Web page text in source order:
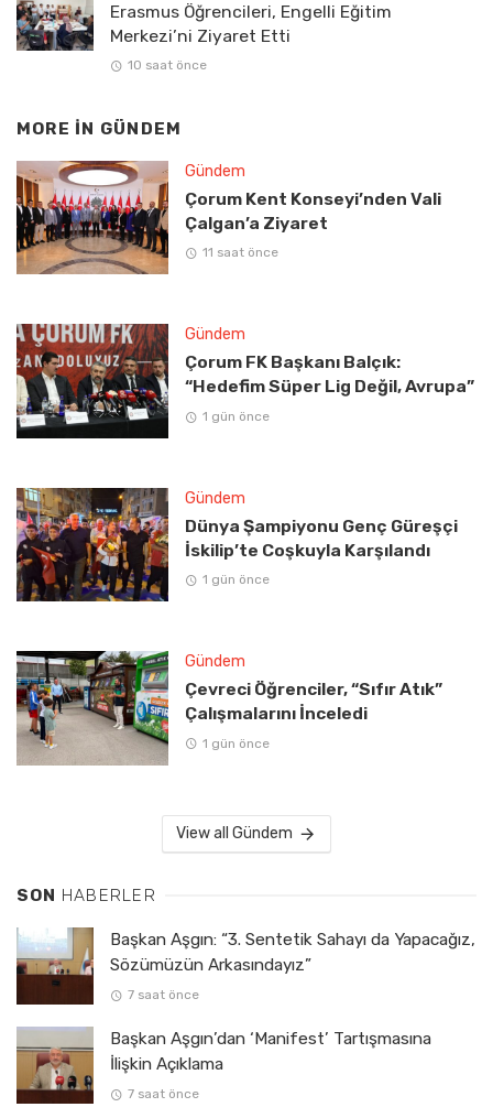
Erasmus Öğrencileri, Engelli Eğitim
Merkezi’ni Ziyaret Etti
10 saat önce
MORE IN GÜNDEM
Gündem
Çorum Kent Konseyi’nden Vali
Çalgan’a Ziyaret
11 saat önce
Gündem
Çorum FK Başkanı Balçık:
“Hedefim Süper Lig Değil, Avrupa”
1 gün önce
Gündem
Dünya Şampiyonu Genç Güreşçi
İskilip’te Coşkuyla Karşılandı
1 gün önce
Gündem
Çevreci Öğrenciler, “Sıfır Atık”
Çalışmalarını İnceledi
1 gün önce
View all Gündem
SON HABERLER
Başkan Aşgın: “3. Sentetik Sahayı da Yapacağız,
Sözümüzün Arkasındayız”
7 saat önce
Başkan Aşgın’dan ‘Manifest’ Tartışmasına
İlişkin Açıklama
7 saat önce